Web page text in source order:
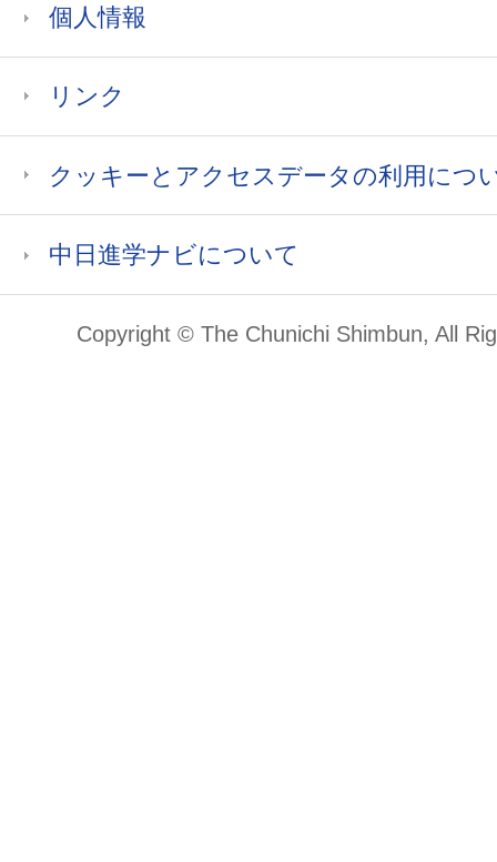
個人情報
リンク
クッキーとアクセスデータの利用につ
中日進学ナビについて
Copyright © The Chunichi Shimbun, All